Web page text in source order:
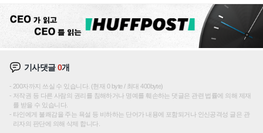
기사댓글0개
200자까지 쓰실 수 있습니다. (현재 0 byte / 최대 400byte)
저작권 등 다른 사람의 권리를 침해하거나 명예를 훼손하는 댓글은 관련 법률에 의해 제재
를 받을 수 있습니다.
타인에게 불쾌감을 주는 욕설 등 비하하는 단어가 내용에 포함되거나 인신공격성 글은 관
리자의 판단에 의해 삭제 합니다.